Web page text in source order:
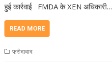
हुई कार्रवाई FMDA के XEN अधिकारी…
READ MORE
फरीदाबाद